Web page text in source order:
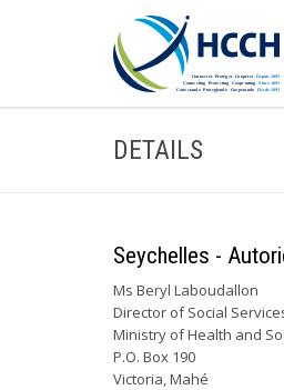
DETAILS
Seychelles -
Ms Beryl Laboudallon
Director of Social
Ministry of Health and
P.O. Box 190
Victoria, Mahé